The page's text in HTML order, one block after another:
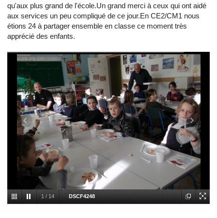
qu'aux plus grand de l'école.Un grand merci à ceux qui ont aidé
aux services un peu compliqué de ce jour.En CE2/CM1 nous
étions 24 à partager ensemble en classe ce moment très
apprécié des enfants.
1 / 14 DSCF4248